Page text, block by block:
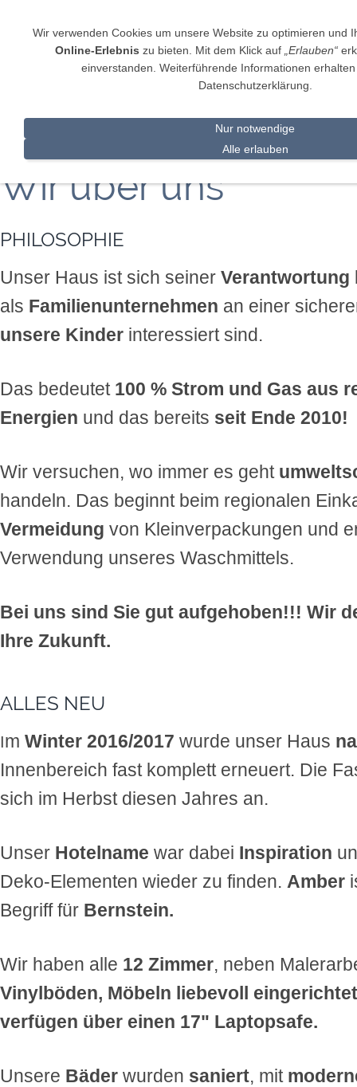
Sie betrachten gegenwärtig eine Version der
Geräte optimiert wurde.
Hinweis nicht mehr anzeigen
Navigation einblenden
Wir über uns
PHILOSOPHIE
Unser Haus ist sich seiner Verantwortung
als Familienunternehmen an einer
unsere Kinder interessiert sind.
Das bedeutet 100 % Strom und Gas aus
Energien und das bereits seit Ende 2010!
Wir versuchen, wo immer es geht
handeln. Das beginnt beim regionalen
Vermeidung von Kleinverpackungen und
Verwendung unseres Waschmittels.
Bei uns sind Sie gut aufgehoben!!! Wir
Ihre Zukunft.
ALLES NEU
Im Winter 2016/2017 wurde unser Haus
Innenbereich fast komplett erneuert. Die
sich im Herbst diesen Jahres an.
Unser Hotelname war dabei Inspiration
Deko-Elementen wieder zu finden. Amber
Begriff für Bernstein.
Wir haben alle 12 Zimmer, neben
Vinylböden, Möbeln liebevoll
verfügen über einen 17" Laptopsafe.
Unsere Bäder wurden saniert, mit
Wir verwenden Cookies um unsere Website zu optimieren und
Online-Erlebnis zu bieten. Mit dem Klick auf „Erlauben“
einverstanden. Weiterführende Informationen
Datenschutzerklärung.
Nur notwendige
Alle erlauben